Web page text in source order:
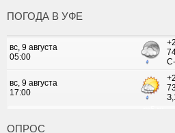
ПОГОДА В УФЕ
ОПРОС